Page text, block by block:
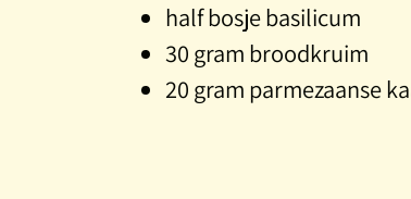
half bosje basilicum
30 gram broodkruim
20 gram parmezaanse